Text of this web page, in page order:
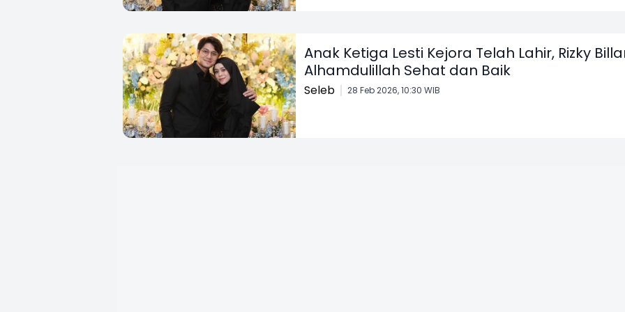
Anak Ketiga Lesti Kejora Telah Lahir, Rizky
Alhamdulillah Sehat dan Baik
Seleb 28 Feb 2026, 10:30 WIB